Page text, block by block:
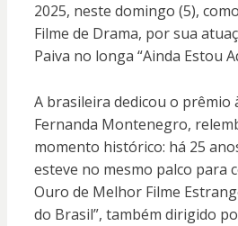
2025, neste domingo (5),
Filme de Drama, por sua
Paiva no longa “Ainda Estou
A brasileira dedicou o prêmio
Fernanda Montenegro,
momento histórico: há 25
esteve no mesmo palco para
Ouro de Melhor Filme
do Brasil”, também dirigido